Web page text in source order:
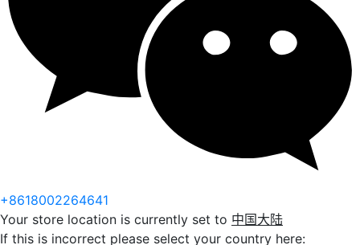
+8618002264641
Your store location is currently set to 中国大陆
If this is incorrect please select your country here: